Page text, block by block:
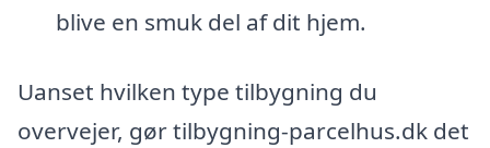
blive en smuk del af dit hjem.
Uanset hvilken type tilbygning du
overvejer, gør tilbygning-parcelhus.dk det